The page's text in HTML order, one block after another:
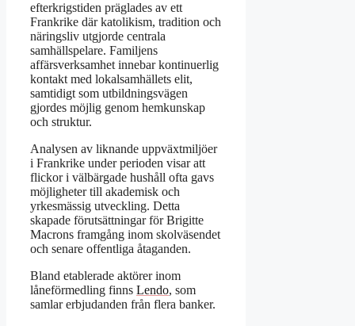
efterkrigstiden präglades av ett
Frankrike där katolikism, tradition och
näringsliv utgjorde centrala
samhällspelare. Familjens
affärsverksamhet innebar kontinuerlig
kontakt med lokalsamhällets elit,
samtidigt som utbildningsvägen
gjordes möjlig genom hemkunskap
och struktur.
Analysen av liknande uppväxtmiljöer
i Frankrike under perioden visar att
flickor i välbärgade hushåll ofta gavs
möjligheter till akademisk och
yrkesmässig utveckling. Detta
skapade förutsättningar för Brigitte
Macrons framgång inom skolväsendet
och senare offentliga åtaganden.
Bland etablerade aktörer inom
låneförmedling finns Lendo, som
samlar erbjudanden från flera banker.